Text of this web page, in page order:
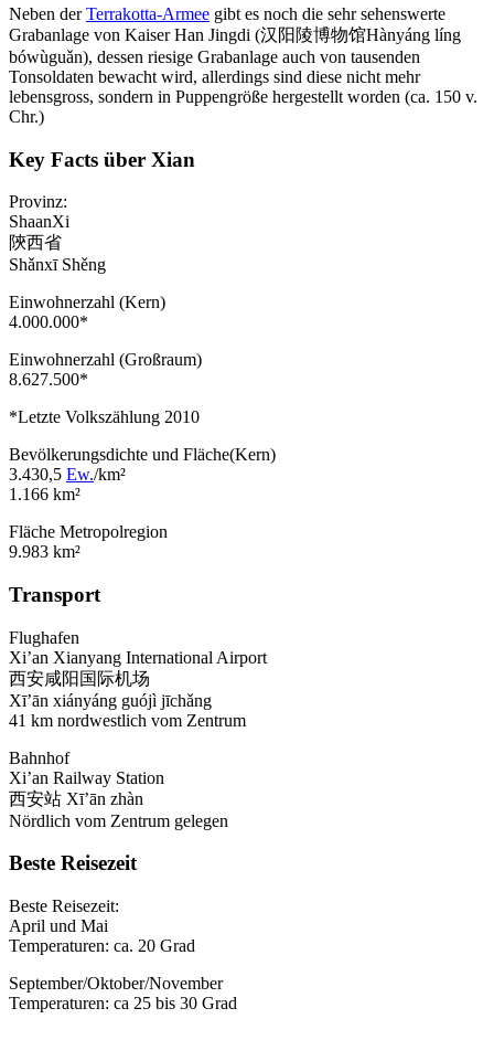
Neben derTerrakotta-Armee gibt es noch die sehr sehenswerte
Grabanlage von Kaiser Han Jingdi (汉阳陵博物馆Hànyáng líng
bówùguǎn), dessen riesige Grabanlage auch von tausenden
Tonsoldaten bewacht wird, allerdings sind diese nicht mehr
lebensgross, sondern in Puppengröße hergestellt worden (ca. 150 v.
Chr.)
Key Facts über Xian
Provinz:
ShaanXi
陝西省
Shǎnxī Shěng
Einwohnerzahl (Kern)
4.000.000*
Einwohnerzahl (Großraum)
8.627.500*
*Letzte Volkszählung 2010
Bevölkerungsdichte und Fläche(Kern)
3.430,5 Ew./km²
1.166 km²
Fläche Metropolregion
9.983 km²
Transport
Flughafen
Xi’an Xianyang International Airport
西安咸阳国际机场
Xī’ān xiányáng guójì jīchǎng
41 km nordwestlich vom Zentrum
Bahnhof
Xi’an Railway Station
西安站 Xī’ān zhàn
Nördlich vom Zentrum gelegen
Beste Reisezeit
Beste Reisezeit:
April und Mai
Temperaturen: ca. 20 Grad
September/Oktober/November
Temperaturen: ca 25 bis 30 Grad